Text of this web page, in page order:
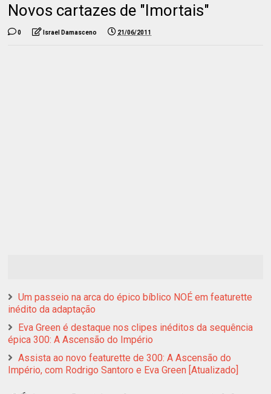
Novos cartazes de "Imortais"
0 Israel Damasceno 21/06/2011
Um passeio na arca do épico bíblico NOÉ em featurette
inédito da adaptação
Eva Green é destaque nos clipes inéditos da sequência
épica 300: A Ascensão do Império
Assista ao novo featurette de 300: A Ascensão do
Império, com Rodrigo Santoro e Eva Green [Atualizado]